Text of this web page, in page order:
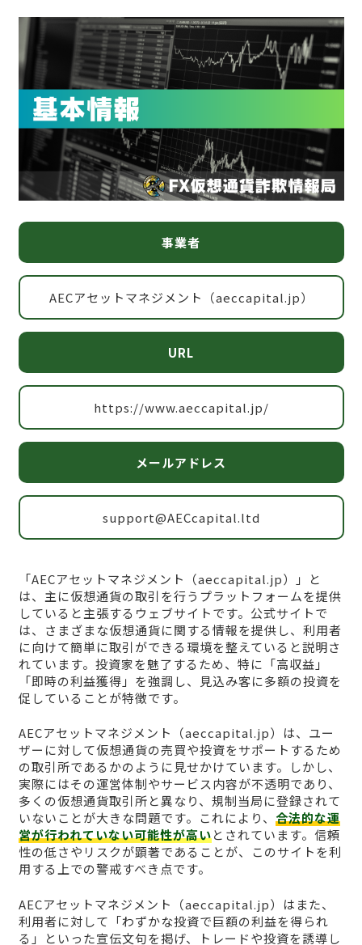
事業者
AECアセットマネジメント（aeccapital.jp）
URL
https://www.aeccapital.jp/
メールアドレス
support@AECcapital.ltd
「AECアセットマネジメント（aeccapital.jp）」と
は、主に仮想通貨の取引を行うプラットフォームを提供
していると主張するウェブサイトです。公式サイトで
は、さまざまな仮想通貨に関する情報を提供し、利用者
に向けて簡単に取引ができる環境を整えていると説明さ
れています。投資家を魅了するため、特に「高収益」
「即時の利益獲得」を強調し、見込み客に多額の投資を
促していることが特徴です。
AECアセットマネジメント（aeccapital.jp）は、ユー
ザーに対して仮想通貨の売買や投資をサポートするため
の取引所であるかのように見せかけています。しかし、
実際にはその運営体制やサービス内容が不透明であり、
多くの仮想通貨取引所と異なり、規制当局に登録されて
いないことが大きな問題です。これにより、 合法的な運
営が行われていない可能性が高いとされています。信頼
性の低さやリスクが顕著であることが、このサイトを利
用する上での警戒すべき点です。
AECアセットマネジメント（aeccapital.jp）はまた、
利用者に対して「わずかな投資で巨額の利益を得られ
る」といった宣伝文句を掲げ、トレードや投資を誘導し